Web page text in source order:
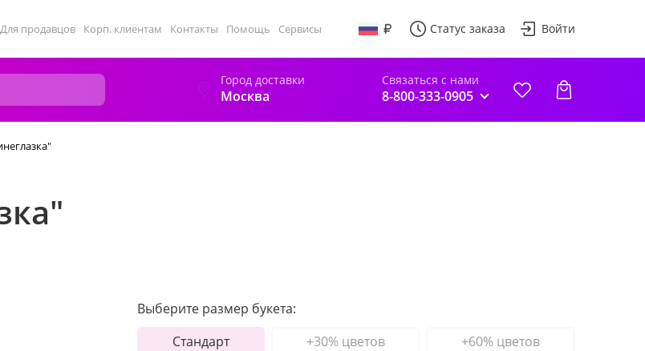
Для продавцов Корп. клиентам Контакты Помощь Сервисы Статус заказа Войти
Город доставки
Москва
Связаться с нами
8-800-333-0905
Выберите размер букета:
Стандарт
+30% цветов +60% цветов